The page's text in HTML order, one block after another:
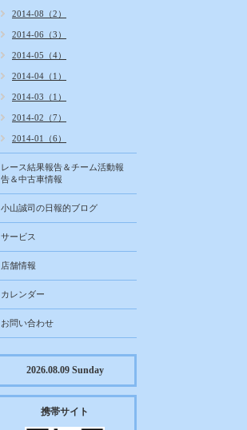
2014-08（2）
2014-06（3）
2014-05（4）
2014-04（1）
2014-03（1）
2014-02（7）
2014-01（6）
レース結果報告＆チーム活動報
告＆中古車情報
小山誠司の日報的ブログ
サービス
店舗情報
カレンダー
お問い合わせ
2026.08.09 Sunday
携帯サイト